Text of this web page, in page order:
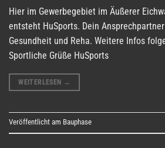
Hier im Gewerbegebiet im Äußerer
entsteht HuSports. Dein
Gesundheit und Reha. Weitere Infos
Sportliche Grüße HuSports
WEITERLESEN →
Veröffentlicht am Bauphase